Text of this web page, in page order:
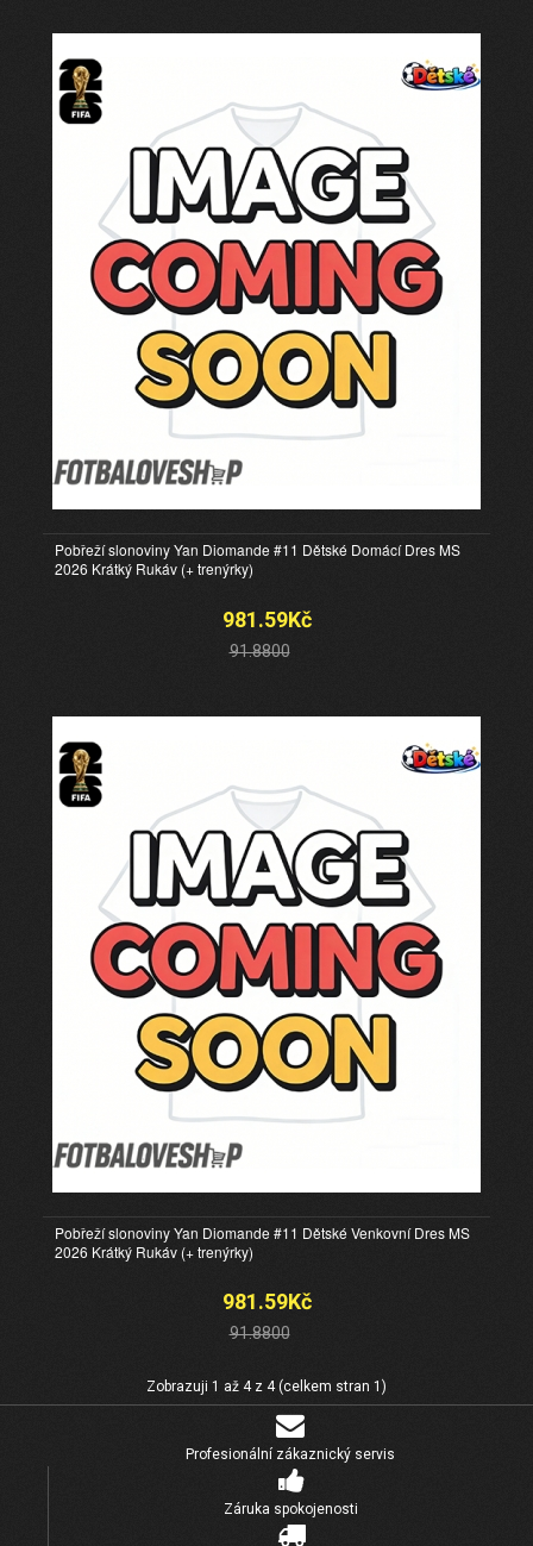
Pobřeží slonoviny Yan Diomande #11 Dětské Domácí Dres MS
2026 Krátký Rukáv (+ trenýrky)
981.59Kč
91.8800
Pobřeží slonoviny Yan Diomande #11 Dětské Venkovní Dres MS
2026 Krátký Rukáv (+ trenýrky)
981.59Kč
91.8800
Zobrazuji 1 až 4 z 4 (celkem stran 1)
Profesionální zákaznický servis
Záruka spokojenosti